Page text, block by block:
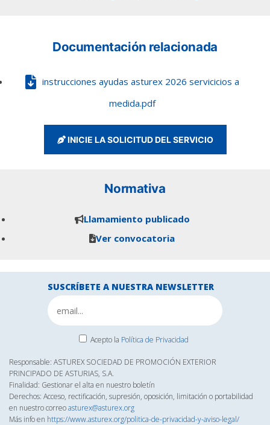
Documentación relacionada
instrucciones ayudas asturex 2026 servicicios a
medida.pdf
INICIE LA SOLICITUD DEL SERVICIO
Normativa
Llamamiento publicado
Ver convocatoria
SUSCRÍBETE A NUESTRA NEWSLETTER
Acepto la Política de Privacidad
Responsable: ASTUREX SOCIEDAD DE PROMOCIÓN EXTERIOR
PRINCIPADO DE ASTURIAS, S.A.
Finalidad: Gestionar el alta en nuestro boletín
Derechos: Acceso, rectificación, supresión, oposición, limitación o portabilidad
en nuestro correoasturex@asturex.org
Más info en https://www.asturex.org/politica-de-privacidad-y-aviso-legal/